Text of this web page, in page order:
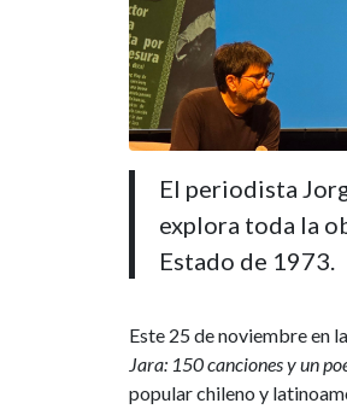
El periodista
explora toda la
Estado de 1973.
Este 25 de noviembre en
Jara: 150 canciones y un
popular chileno y